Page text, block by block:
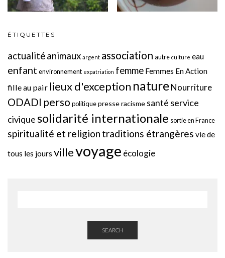
ÉTIQUETTES
actualitéanimaux argent association autre culture eau
enfant environnement expatriation femme Femmes En Action
fille au pair lieux d'exception natureNourriture
ODADI perso politiquepresseracisme santé service
civiquesolidarité internationale sortie en France
spiritualité et religion traditions étrangères vie de
tous les jours villevoyage écologie
SEARCH